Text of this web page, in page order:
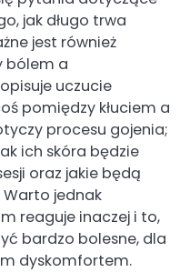
jak długo trwa
jest również
bólem a
uczucie
pomiędzy kłuciem a
procesu gojenia;
ich skóra będzie
oraz jakie będą
jednak
reaguje inaczej i to,
bardzo bolesne, dla
dyskomfortem.